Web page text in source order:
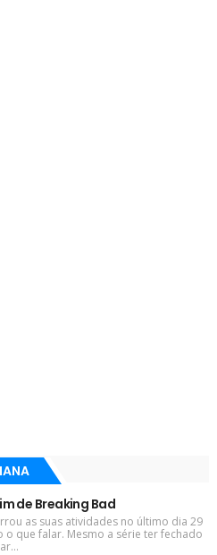
de Breaking Bad
as suas atividades no último dia 29
o que falar. Mesmo a série ter fechado